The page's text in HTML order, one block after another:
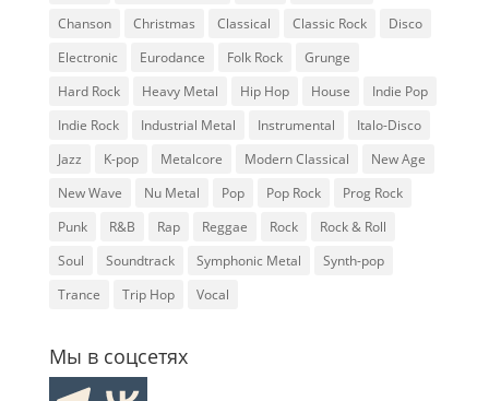
Chanson
Christmas Classical Classic Rock
Disco
Electronic
Eurodance Folk Rock
Grunge
Hard Rock
Heavy Metal Hip Hop House
Indie Pop
Indie Rock
Industrial Metal Instrumental
Italo-Disco
Jazz
K-pop Metalcore Modern Classical
New Age
New Wave
Nu Metal Pop Pop Rock
Prog Rock
Punk
R&B Rap Reggae Rock
Rock & Roll
Soul
Soundtrack Symphonic Metal
Synth-pop
Trance
Trip Hop Vocal
Мы в соцсетях